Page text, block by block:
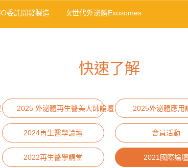
委託開發製造 次世代外泌體Exosomes
快速了解
2025 外泌體再生醫美大師論壇 2025外泌體應用
2024再生醫學論壇 會員活動
2022再生醫學講堂 2021國際論壇